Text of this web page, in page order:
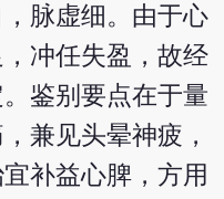
脉虚细。由于心
冲任失盈，故经
鉴别要点在于量
兼见头晕神疲，
补益心脾，方用